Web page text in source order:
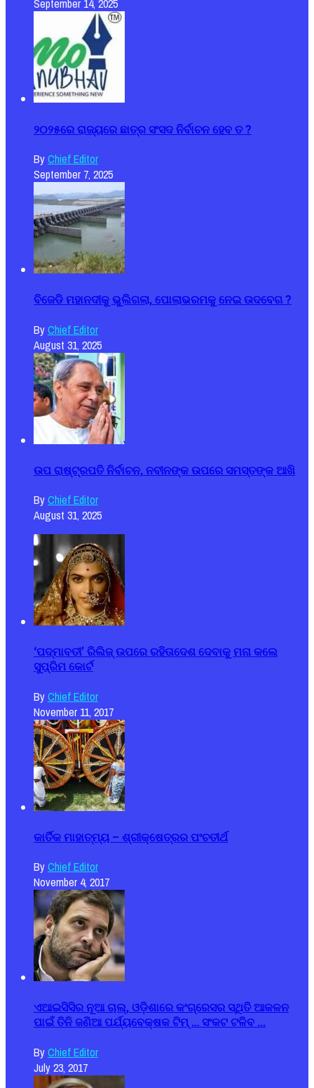
September 14, 2025
୨୦୨୫ରେ ରାଜ୍ୟରେ ଛାତ୍ର ସଂସଦ ନିର୍ବାଚନ ହେବ ତ ?
ByChief Editor
September 7, 2025
ବିଜେଡି ମହାନଦୀକୁ ଭୁଲିଗଲା, ପୋଲାଭରମକୁ ନେଇ ଉଦବେଗ ?
ByChief Editor
August 31, 2025
ଉପ ରାଷ୍ଟ୍ରପତି ନିର୍ବାଚନ, ନବୀନଙ୍କ ଉପରେ ସମସ୍ତଙ୍କ ଆଖି
ByChief Editor
August 31, 2025
‘ପଦ୍ମାବତୀ’ ରିଲିଜ୍ ଉପରେ ରହିତାଦେଶ ଦେବାକୁ ମନା କଲେ
ସୁପ୍ରିମ କୋର୍ଟ
ByChief Editor
November 11, 2017
କାର୍ତିକ ମାହାତ୍ମ୍ୟ – ଶ୍ରୀକ୍ଷେତ୍ରର ପଂଚତୀର୍ଥ
ByChief Editor
November 4, 2017
ଏଆଇସିସିର ନୂଆ ଚାଲ୍, ଓଡ଼ିଶାରେ କଂଗ୍ରେସର ସ୍ଥିତି ଆକଳନ
ପାଇଁ ତିନି ଜଣିଆ ପର୍ଯ୍ୟବେକ୍ଷକ ଟିମ୍ … ସଂକଟ ଟଳିବ ...
ByChief Editor
July 23, 2017